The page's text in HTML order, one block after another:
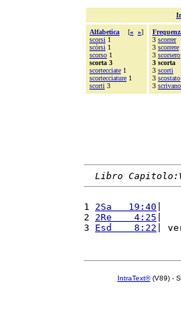
Alfabetica [« »]
scorsi 1
scòrsi 1
scorso 1
scorta 3
scortecciate 1
scortecciature 1
scorti 3
3 scorrer
3 scorrere
3 scorsero
3 scorta
3 scorti
3 scostato
3 scrivano
Libro
1 2Sa   19:40
2 2Re    4:25 |
3 Esd    8:22 |
IntraText®(V89) -